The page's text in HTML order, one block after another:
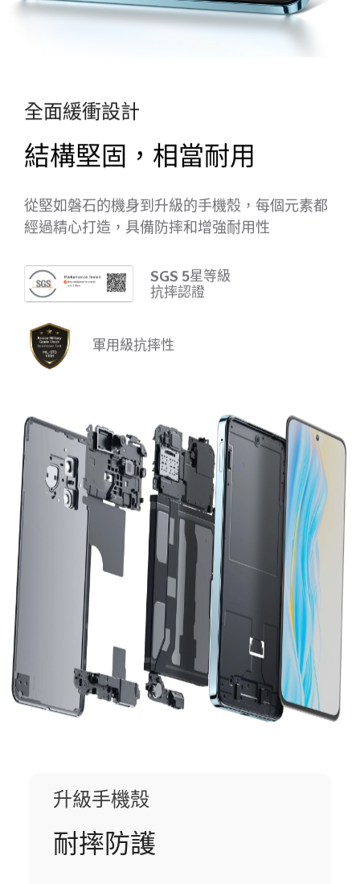
全面緩衝設計
結構堅固，相當耐用
從堅如磐石的機身到升級的手機殼，每個元素都
經過精心打造，具備防摔和增強耐用性
SGS 5星等級
抗摔認證
軍用級抗摔性
升級手機殼
耐摔防護